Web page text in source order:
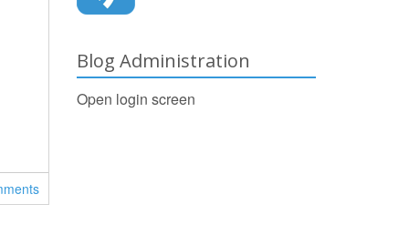
Blog Administration
Open login screen